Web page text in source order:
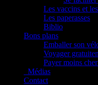
Les vaccins et
Les paperasses
Biblio
Bons plans
Emballer son
Voyager
Payer moins
_Médias
Contact